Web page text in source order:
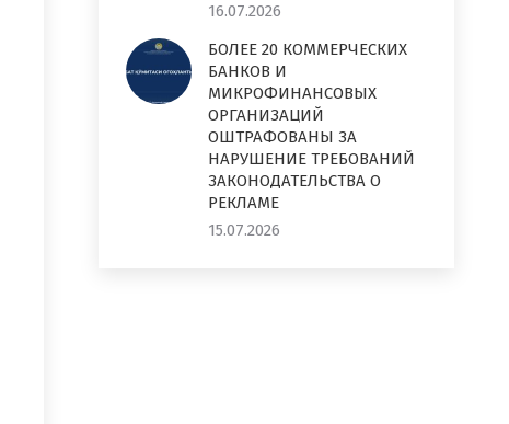
16.07.2026
БОЛЕЕ 20 КОММЕРЧЕСКИХ
БАНКОВ И
МИКРОФИНАНСОВЫХ
ОРГАНИЗАЦИЙ
ОШТРАФОВАНЫ ЗА
НАРУШЕНИЕ ТРЕБОВАНИЙ
ЗАКОНОДАТЕЛЬСТВА О
РЕКЛАМЕ
15.07.2026